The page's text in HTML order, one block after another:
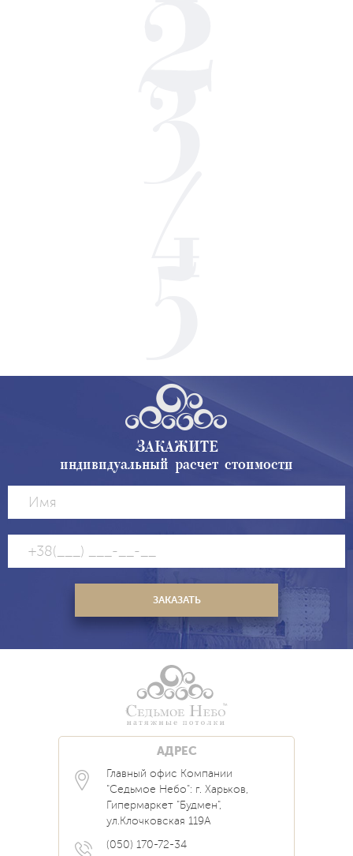
ЗАКАЖИТЕ
индивидуальный расчет стоимости
АДРЕС
Главный офис Компании
"Седьмое Небо": г. Харьков,
Гипермаркет "Будмен",
ул.Клочковская 119А
(050) 170-72-34
Каталог
Услуги
Блог
Новости
Акции
Контакты